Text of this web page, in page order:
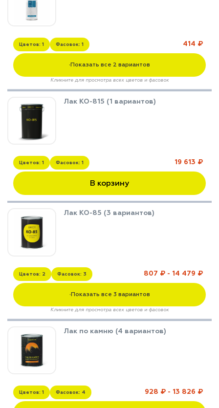
Цветов: 1 Фасовок: 1 414 ₽
▼Показать все 2 вариантов
Кликните для просмотра всех цветов и фасовок
Лак КО-815 (1 вариантов)
Цветов: 1 Фасовок: 1 19 613 ₽
В корзину
Лак КО-85 (3 вариантов)
Цветов: 2 Фасовок: 3 807 ₽ - 14 479 ₽
▼Показать все 3 вариантов
Кликните для просмотра всех цветов и фасовок
Лак по камню (4 вариантов)
Цветов: 1 Фасовок: 4 928 ₽ - 13 826 ₽